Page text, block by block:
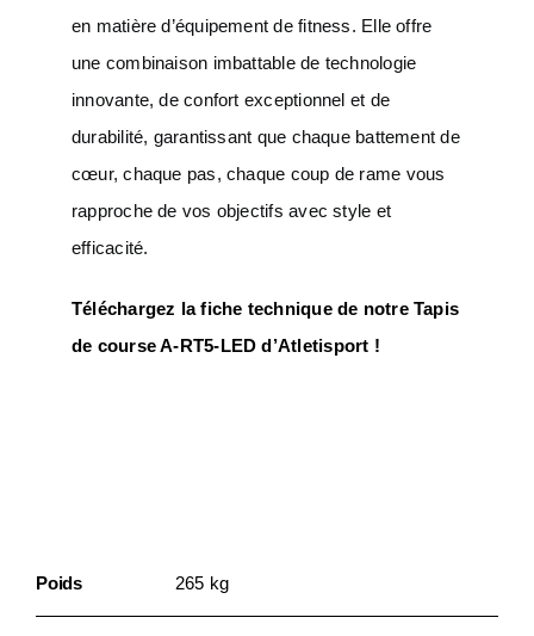
en matière d’équipement de fitness. Elle offre
une combinaison imbattable de technologie
innovante, de confort exceptionnel et de
durabilité, garantissant que chaque battement de
cœur, chaque pas, chaque coup de rame vous
rapproche de vos objectifs avec style et
efficacité.
Téléchargez la fiche technique de notre Tapis
de course A-RT5-LED d’Atletisport !
Poids 265 kg